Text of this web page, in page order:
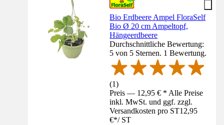
Bio Erdbeere Ampel FloraSelf
Bio Ø 20 cm Ampeltopf,
Hängeerdbeere
Durchschnittliche Bewertung:
5 von 5 Sternen. 1 Bewertung.
(1)
Preis — 12,95 € * Alle Preise
inkl. MwSt. und ggf. zzgl.
Versandkosten pro ST12,95
€*/ ST